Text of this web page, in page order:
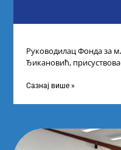
Руководилац Фонда за
Ђикановић,
Сазнај више »